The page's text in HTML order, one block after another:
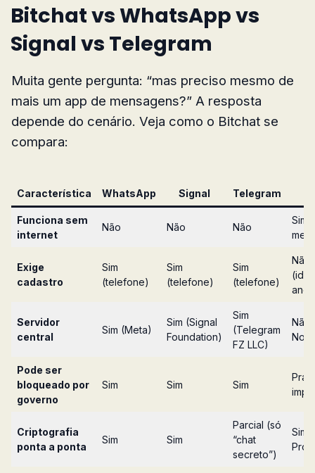
Bitchat vs WhatsApp vs
Signal vs Telegram
Muita gente pergunta: “mas preciso mesmo de
mais um app de mensagens?” A resposta
depende do cenário. Veja como o Bitchat se
compara:
Característica WhatsApp Signal Telegram
Funciona sem
internet
Não Não Não
Sim
Exige
cadastro
Sim
(telefone)
Sim
(telefone)
Sim
(telefone)
Não
Servidor
central
Sim (Meta)
Sim (Signal
Foundation)
Sim
(Telegram
FZ LLC)
Não
Pode ser
bloqueado por
governo
Sim Sim Sim
Criptografia
ponta a ponta
Sim Sim
Parcial (só
“chat
secreto”)
Sim